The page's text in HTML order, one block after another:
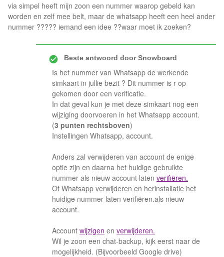
via simpel heeft mijn zoon een nummer waarop gebeld kan
worden en zelf mee belt, maar de whatsapp heeft een heel ander
nummer ????? iemand een idee ??waar moet ik zoeken?
Beste antwoord doorSnowboard
Is het nummer van Whatsapp de werkende
simkaart in jullie bezit ? Dit nummer is r op
gekomen door een verificatie.
In dat geval kun je met deze simkaart nog een
wijziging doorvoeren in het Whatsapp account.
(3 punten rechtsboven)
Instellingen Whatsapp, account.
Anders zal verwijderen van account de enige
optie zijn en daarna het huidige gebruikte
nummer als nieuw account laten verifiëren.
Of Whatsapp verwijderen en herinstallatie het
huidige nummer laten verifiëren.als nieuw
account.
Account wijzigen en verwijderen.
Wil je zoon een chat-backup, kijk eerst naar de
mogelijkheid. (Bijvoorbeeld Google drive)